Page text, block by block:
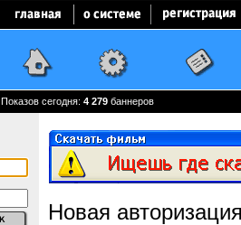
Показов сегодня: 4 279 баннеров
Новая